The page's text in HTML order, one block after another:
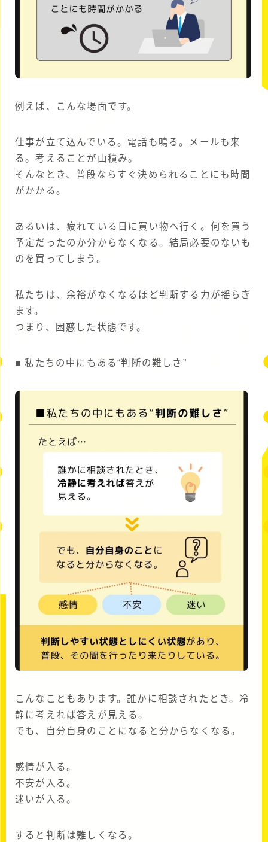
例えば、こんな場面です。
仕事が立て込んでいる。電話も鳴る。メールも来
る。考えることが山積み。
そんなとき、普段ならすぐ決められることにも時間
がかかる。
あるいは、疲れている日に買い物へ行く。何を買う
予定だったのか分からなくなる。結局必要のないも
のを買ってしまう。
私たちは、余裕がなくなるほど判断する力が揺らぎ
ます。
つまり、困惑した状態です。
■ 私たちの中にもある“判断の難しさ”
こんなこともあります。誰かに相談されたとき。冷
静に考えれば答えが見える。
でも、自分自身のことになると分からなくなる。
感情が入る。
不安が入る。
迷いが入る。
すると判断は難しくなる。